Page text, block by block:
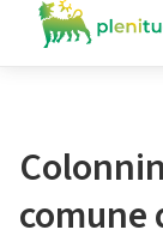
comune